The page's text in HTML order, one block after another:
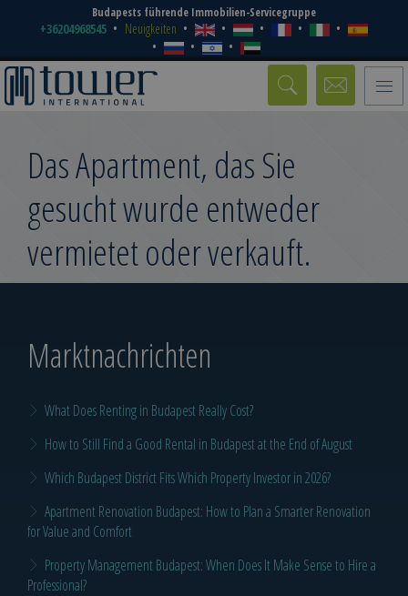
Budapests führende Immobilien-Servicegruppe
+36204968545 Neuigkeiten
Toggle
Das Apartment, das Sie
gesucht wurde entweder
vermietet oder verkauft.
Marktnachrichten
What Does Renting in Budapest Really Cost?
How to Still Find a Good Rental in Budapest at the End of August
Which Budapest District Fits Which Property Investor in 2026?
Apartment Renovation Budapest: How to Plan a Smarter Renovation
for Value and Comfort
Property Management Budapest: When Does It Make Sense to Hire a
Professional?